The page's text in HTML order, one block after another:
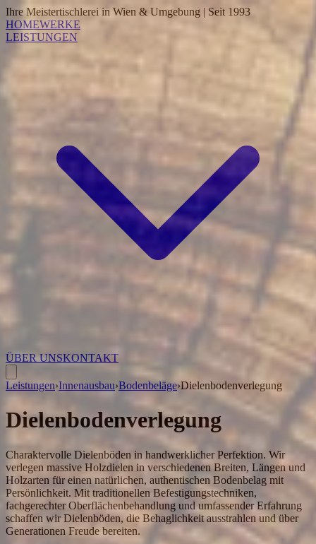
Ihre Meistertischlerei in Wien & Umgebung | Seit 1993
HOMEWERKE
LEISTUNGEN
ÜBER UNSKONTAKT
Leistungen›Innenausbau›Bodenbeläge›Dielenbodenverlegung
Dielenbodenverlegung
Charaktervolle Dielenböden in handwerklicher Perfektion. Wir
verlegen massive Holzdielen in verschiedenen Breiten, Längen und
Holzarten für einen natürlichen, authentischen Bodenbelag mit
Persönlichkeit. Mit traditionellen Befestigungstechniken,
fachgerechter Oberflächenbehandlung und umfassender Erfahrung
schaffen wir Dielenböden, die Behaglichkeit ausstrahlen und über
Generationen Freude bereiten.